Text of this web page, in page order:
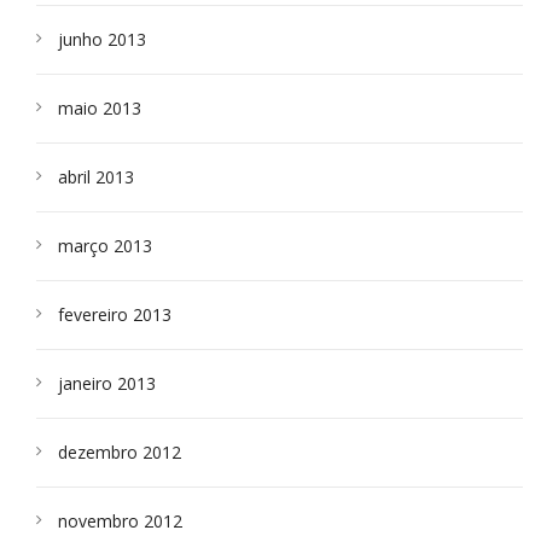
junho 2013
maio 2013
abril 2013
março 2013
fevereiro 2013
janeiro 2013
dezembro 2012
novembro 2012